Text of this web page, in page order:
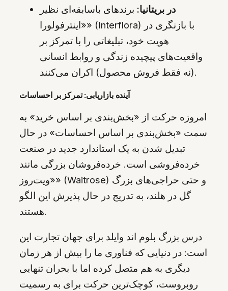
در بریتانیا: برندهای باسابقه‌ای نظیر
«اینترفولورا» (Interflora) با بازنگری در
هویت خود، تبلیغاتی را با تمرکز بر
واقعیت‌های پیچیده زندگی و روابط انسانی
(نه فقط فروش محصول) اکران می‌کنند.
آینده بازاریابی: تمرکز بر احساسات
امروزه حرکت از «بخش‌بندی بر اساس خرید» به
سمت «بخش‌بندی بر اساس احساسات» در حال
تبدیل شدن به یک استاندارد جدید در صنعت
خرده‌فروشی است. خرده‌فروشان بزرگی مانند
«ویت‌روز» (Waitrose) و حتی حراجی‌های بزرگ
گل در هلند، به تدریج در حال پذیرش این الگو
هستند.
درس بزرگ بلوم اند وایلد برای جهان تجارت این
است: در دنیایی که فناوری ما را بیش از هر زمان
دیگری به هم متصل کرده اما با بحران تنهایی
روبروست، کوچک‌ترین حرکت برای به رسمیت